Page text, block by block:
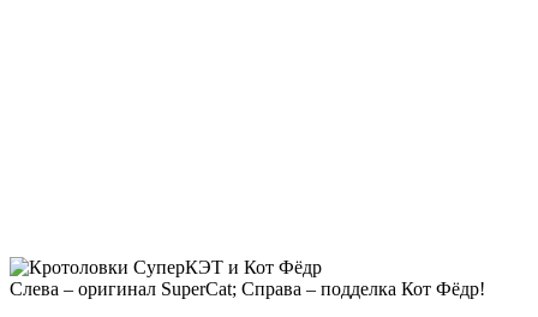
Слева – оригинал SuperCat; Справа – подделка Кот Фёдр!